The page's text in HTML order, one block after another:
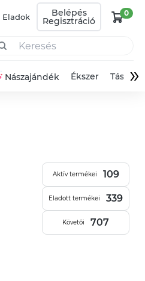
Eladok Belépés
Regisztráció
0
Nászajándék Ékszer Táska»
Aktív termékei 109
Eladott termékei 339
Követői 707